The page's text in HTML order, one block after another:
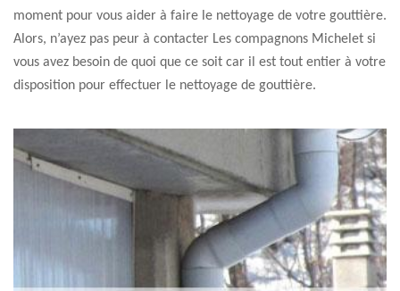
moment pour vous aider à faire le nettoyage de votre gouttière.
Alors, n’ayez pas peur à contacter Les compagnons Michelet si
vous avez besoin de quoi que ce soit car il est tout entier à votre
disposition pour effectuer le nettoyage de gouttière.